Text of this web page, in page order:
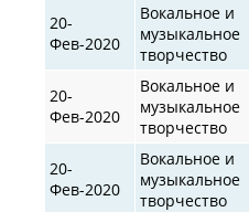
20-
Фев-2020
Вокальное и
музыкальное
творчество
20-
Фев-2020
Вокальное и
музыкальное
творчество
20-
Фев-2020
Вокальное и
музыкальное
творчество